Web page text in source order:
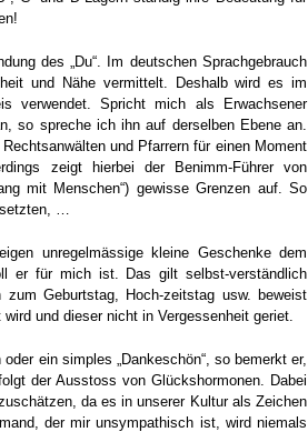
des „Du“. Im deutschen Sprachgebrauch
und Nähe vermittelt. Deshalb wird es im
verwendet. Spricht mich als Erwachsener
so spreche ich ihn auf derselben Ebene an.
und Pfarrern für einen Moment
zeigt hierbei der Benimm-Führer von
mit Menschen“) gewisse Grenzen auf. So
…
unregelmässige kleine Geschenke dem
er für mich ist. Das gilt selbst-verständlich
Geburtstag, Hoch-zeitstag usw. beweist
und dieser nicht in Vergessenheit geriet.
ein simples „Dankeschön“, so bemerkt er,
der Ausstoss von Glückshormonen. Dabei
da es in unserer Kultur als Zeichen
der mir unsympathisch ist, wird niemals